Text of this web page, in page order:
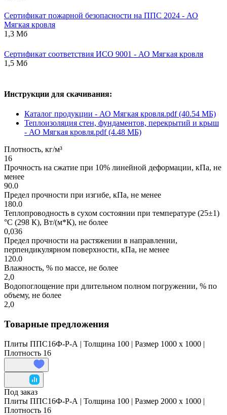
Сертификат пожарной безопасности на ППС 2024 - АО
Мягкая кровля
1,3 Мб
Сертификат соответствия ИСО 9001 - АО Мягкая кровля
1,5 Мб
Инструкции для скачивания:
Каталог продукции - АО Мягкая кровля.pdf (40.54 МБ)
Теплоизоляция стен, фундаментов, перекрытий и крыш
- АО Мягкая кровля.pdf (4.48 МБ)
Плотность, кг/м³
16
Прочность на сжатие при 10% линейной деформации, кПа, не
менее
90.0
Предел прочности при изгибе, кПа, не менее
180.0
Теплопроводность в сухом состоянии при температуре (25±1)
°С (298 К), Вт/(м*К), не более
0,036
Предел прочности на растяжении в направлении,
перпендикулярном поверхности, кПа, не менее
120.0
Влажность, % по массе, не более
2,0
Водопоглощение при длительном полном погружении, % по
объему, не более
2,0
Товарные предложения
Плиты ППС16Ф-Р-А | Толщина 100 | Размер 1000 x 1000 |
Плотность 16
Под заказ
Плиты ППС16Ф-Р-А | Толщина 100 | Размер 2000 x 1000 |
Плотность 16